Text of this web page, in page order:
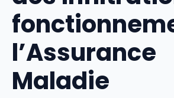
l’Assurance
Maladie